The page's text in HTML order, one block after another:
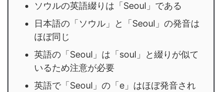
ソウルの英語綴りは「Seoul」である
日本語の「ソウル」と「Seoul」の発音は
ほぼ同じ
英語の「Seoul」は「soul」と綴りが似て
いるため注意が必要
英語で「Seoul」の「e」はほぼ発音され